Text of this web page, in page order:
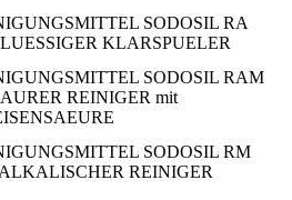
SODOSIL RA
KLARSPUELER
SODOSIL RAM
REINIGER mit
SODOSIL RM
REINIGER